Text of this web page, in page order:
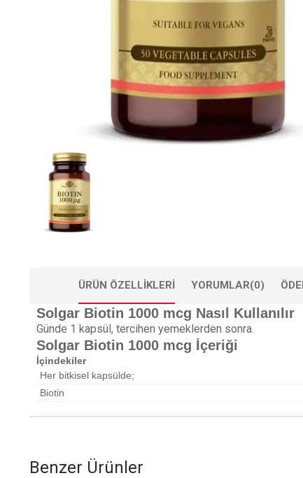
ÜRÜN ÖZELLIKLERI YORUMLAR(0)
Solgar Biotin 1000 mcg Nasıl Kullanılır
Günde 1 kapsül, tercihen yemeklerden sonra.
Solgar Biotin 1000 mcg İçeriği
İçindekiler
Her bitkisel kapsülde;
Biotin
Benzer Ürünler